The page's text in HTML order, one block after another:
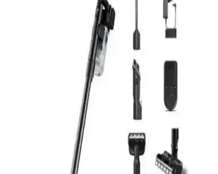
Grundig VCP 7330 HyperClean ve Stanley
SFMCVS001D1 18V Kablosuz Süpürge
İki kablosuz dik süpürge modeli olan Grundig VCP 7330 ve Stanley
SFMCVS001D1'in güç, kullanım süresi ve tasarım özellikleri
Electroll Roborock S5 Max Uyumlu 7000mAh
Batarya ile Temizlik Performansını Artırın
Roborock S5 Max uyumlu 7000mAh batarya, yüksek kapasitesi ve
güvenilirliğiyle temizlik performansını artırır, geniş alanları tek
seferde temizler, uzun ömürlü ve çevre dostudur.
Electroll Xiaomi Vacuum Mop G1 2in1 Essential
Batarya ile Uzun Süreli Temizlik Performansı